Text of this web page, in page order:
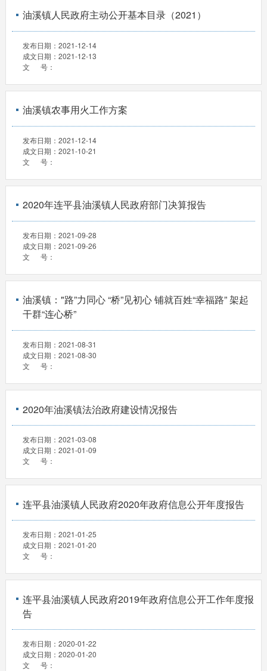
油溪镇人民政府主动公开基本目录（2021）
发布日期： 2021-12-14
成文日期： 2021-12-13
文 号：
油溪镇农事用火工作方案
发布日期： 2021-12-14
成文日期： 2021-10-21
文 号：
2020年连平县油溪镇人民政府部门决算报告
发布日期： 2021-09-28
成文日期： 2021-09-26
文 号：
油溪镇："路”力同心 “桥”见初心 铺就百姓“幸福路” 架起
干群“连心桥”
发布日期： 2021-08-31
成文日期： 2021-08-30
文 号：
2020年油溪镇法治政府建设情况报告
发布日期： 2021-03-08
成文日期： 2021-01-09
文 号：
连平县油溪镇人民政府2020年政府信息公开年度报告
发布日期： 2021-01-25
成文日期： 2021-01-20
文 号：
连平县油溪镇人民政府2019年政府信息公开工作年度报
告
发布日期： 2020-01-22
成文日期： 2020-01-20
文 号：